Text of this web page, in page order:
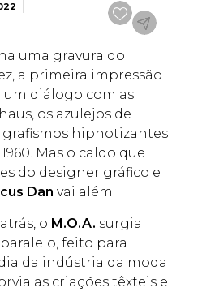
uma gravura do
a primeira impressão
um diálogo com as
os azulejos de
grafismos hipnotizantes
Mas o caldo que
do designer gráfico e
Dan vai além.
o M.O.A. surgia
feito para
da indústria da moda
as criações têxteis e